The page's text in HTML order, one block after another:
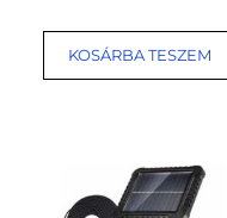
KOSÁRBA TESZEM